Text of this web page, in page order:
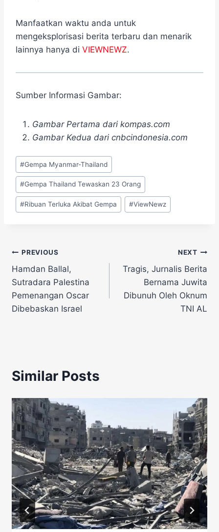
Manfaatkan waktu anda untuk
mengeksplorisasi berita terbaru dan menarik
lainnya hanya di VIEWNEWZ.
Sumber Informasi Gambar:
Gambar Pertama dari kompas.com
Gambar Kedua dari cnbcindonesia.com
Post
Tags:
#Gempa Myanmar-Thailand
#Gempa Thailand Tewaskan 23 Orang
#Ribuan Terluka Akibat Gempa #ViewNewz
Navigasi
pos
PREVIOUS
Hamdan Ballal,
Sutradara Palestina
Pemenangan Oscar
Dibebaskan Israel
NEXT
Tragis, Jurnalis Berita
Bernama Juwita
Dibunuh Oleh Oknum
TNI AL
Similar Posts